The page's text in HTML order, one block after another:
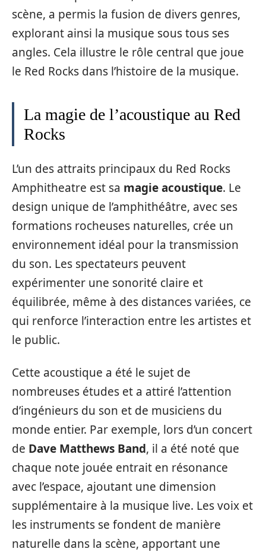
scène, a permis la fusion de divers genres,
explorant ainsi la musique sous tous ses
angles. Cela illustre le rôle central que joue
le Red Rocks dans l’histoire de la musique.
La magie de l’acoustique au Red
Rocks
L’un des attraits principaux du Red Rocks
Amphitheatre est sa magie acoustique. Le
design unique de l’amphithéâtre, avec ses
formations rocheuses naturelles, crée un
environnement idéal pour la transmission
du son. Les spectateurs peuvent
expérimenter une sonorité claire et
équilibrée, même à des distances variées, ce
qui renforce l’interaction entre les artistes et
le public.
Cette acoustique a été le sujet de
nombreuses études et a attiré l’attention
d’ingénieurs du son et de musiciens du
monde entier. Par exemple, lors d’un concert
de Dave Matthews Band, il a été noté que
chaque note jouée entrait en résonance
avec l’espace, ajoutant une dimension
supplémentaire à la musique live. Les voix et
les instruments se fondent de manière
naturelle dans la scène, apportant une